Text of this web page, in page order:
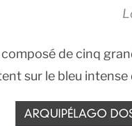
composé de cinq
sur le bleu intense